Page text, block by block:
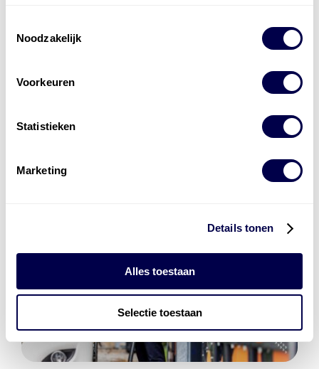
Noodzakelijk
Voorkeuren
Statistieken
Marketing
Details tonen
Alles toestaan
Selectie toestaan